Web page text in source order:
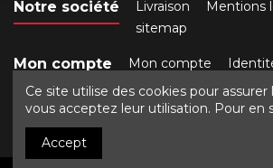
Notre société Livraison Mentions
sitemap
Mon compte Mon compte
Contactez-nous Crocbois-
Ce site utilise des cookies pour
vous acceptez leur utilisation. Pour en
Accept